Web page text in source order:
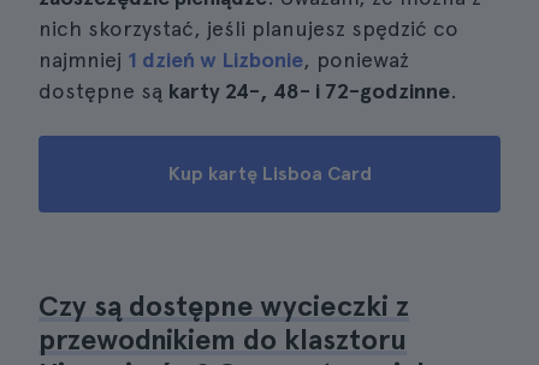
nich skorzystać, jeśli planujesz spędzić co
najmniej 1 dzień w Lizbonie, ponieważ
dostępne są karty 24-, 48- i 72-godzinne.
Kup kartę Lisboa Card
Czy są dostępne wycieczki z
przewodnikiem do klasztoru